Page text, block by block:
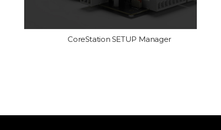
CoreStation SETUP Manager